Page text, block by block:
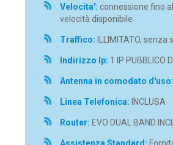
Velocita': connessione fino
velocità disponibile
Traffico: ILLIMITATO, senza
Indirizzo Ip: 1 IP PUBBLICO
Antenna in comodato d'uso:
Linea Telefonica: INCLUSA
Router: EVO DUAL BAND
Assistenza Standard: